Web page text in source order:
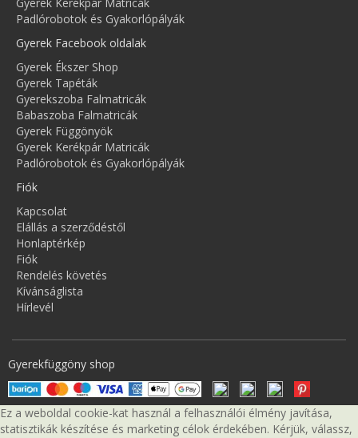
Padlórobotok és Gyakorlópályák
Gyerek Facebook oldalak
Gyerek Ékszer Shop
Gyerek Tapéták
Gyerekszoba Falmatricák
Babaszoba Falmatricák
Gyerek Függönyök
Gyerek Kerékpár Matricák
Padlórobotok és Gyakorlópályák
Fiók
Kapcsolat
Elállás a szerződéstől
Honlaptérkép
Fiók
Rendelés követés
Kívánságlista
Hírlevél
Gyerekfüggöny shop
Ez a weboldal cookie-kat használ a felhasználói élmény javítása,
statisztikák készítése és marketing célok érdekében. Kérjük, válassz,